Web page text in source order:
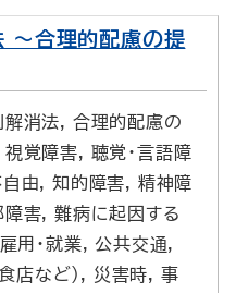
～合理的配慮の提
消法, 合理的配慮の
覚障害, 聴覚・言語障
由, 知的障害, 精神障
害, 難病に起因する
用・就業, 公共交通,
店など), 災害時, 事